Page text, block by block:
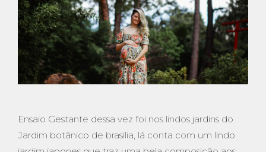
Ensaio Gestante dessa vez foi nos lindos jardins do
Jardim botânico de brasilia, lá conta com um lindo